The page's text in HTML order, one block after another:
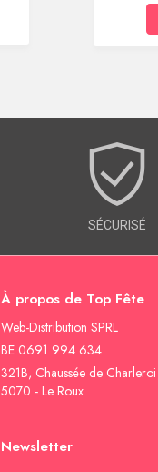
SÉCURISÉ
À propos de Top Fête
Web-Distribution SPRL
BE 0691 994 634
321B, Chaussée de Charleroi
5070 - Le Roux
Newsletter